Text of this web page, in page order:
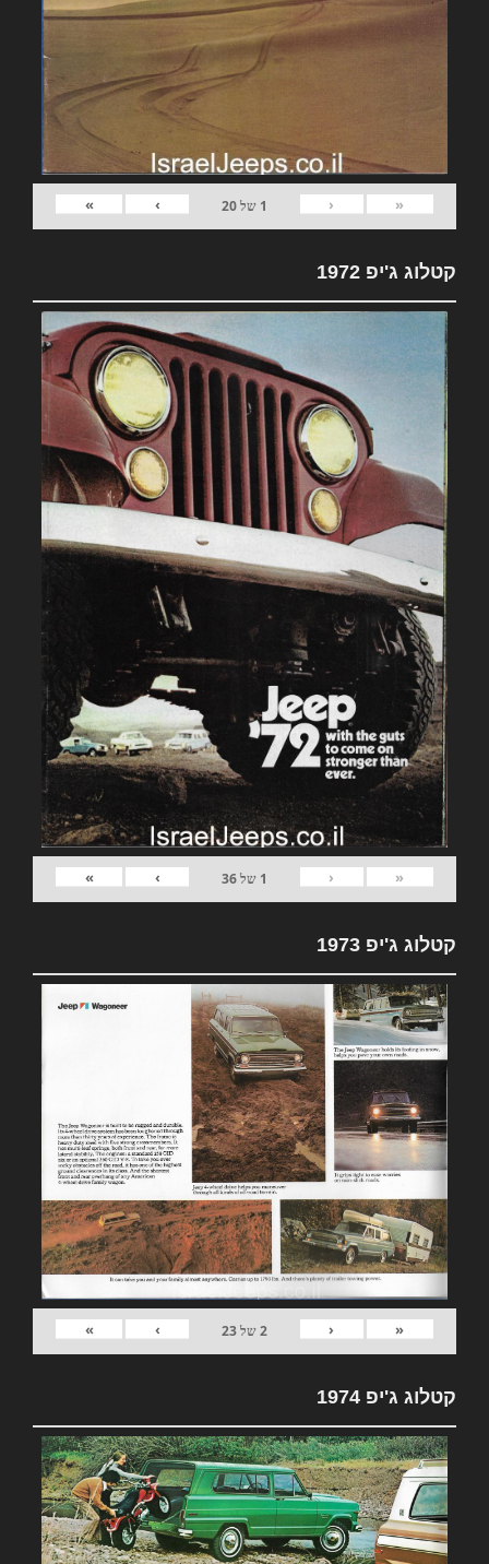
«
‹
1 של20
›
»
קטלוג ג'יפ 1972
«
‹
1 של36
›
»
קטלוג ג'יפ 1973
«
‹
2של23
›
»
קטלוג ג'יפ 1974